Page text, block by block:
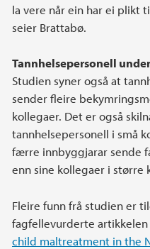
la vere når ein har ei plikt
seier Brattabø.
Tannhelsepersonell
Studien syner også at
sender fleire
kollegaer. Det er også
tannhelsepersonell i små
færre innbyggjarar sende
enn sine kollegaer i større
Fleire funn frå studien er
fagfellevurderte artikkelen
child maltreatment in the